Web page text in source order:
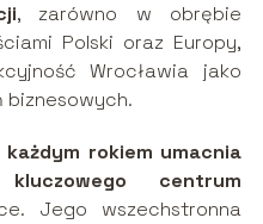
, zarówno w obrębie
Polski oraz Europy,
Wrocławia jako
biznesowych.
każdym rokiem umacnia
centrum
Jego wszechstronna